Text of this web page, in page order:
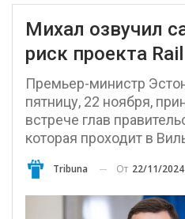
Михал озвучил
риск проекта
Премьер-министр
пятницу, 22 ноября,
встрече глав
которая проходит в
Tribuna От 22/11/2024